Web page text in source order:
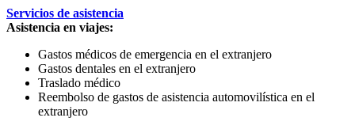
Servicios de asistencia
Asistencia en viajes:
Gastos médicos de emergencia en el extranjero
Gastos dentales en el extranjero
Traslado médico
Reembolso de gastos de asistencia automovilística en el
extranjero